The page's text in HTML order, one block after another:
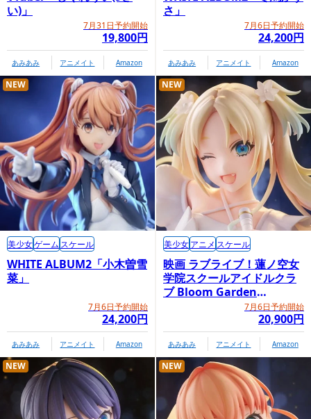
FURYU HOBBY MALL内商品購入ページ
い)」
7月31日予約開始
19,800円
あみあみ アニメイト Amazon
さ」
7月6日予約開始
24,200円
あみあみ アニメイト Amazon
WHITE ALBUM2「小木曽雪
菜」
7月6日予約開始
24,200円
NEW
美少女ゲーム スケール
あみあみ アニメイト Amazon
映画 ラブライブ！蓮ノ空女
学院スクールアイドルクラ
ブ Bloom Garden
Party「大沢瑠璃乃」7月6日予約開始
20,900円
NEW
美少女アニメ スケール
あみあみ アニメイト Amazon
NEW NEW